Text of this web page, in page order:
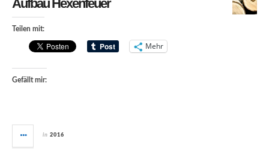
Aufbau Hexenfeuer
Teilen mit:
Mehr
Gefällt mir:
in 2016